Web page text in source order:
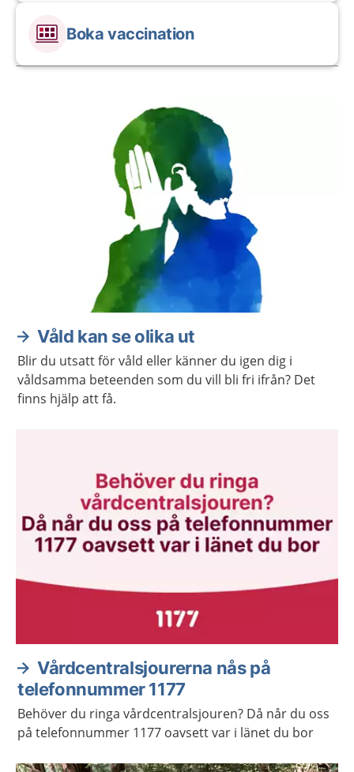
Boka vaccination
Aktuella artiklar
Våld kan se olika ut
Blir du utsatt för våld eller känner du igen dig i
våldsamma beteenden som du vill bli fri ifrån? Det
finns hjälp att få.
Vårdcentralsjourerna nås på
telefonnummer 1177
Behöver du ringa vårdcentralsjouren? Då når du oss
på telefonnummer 1177 oavsett var i länet du bor